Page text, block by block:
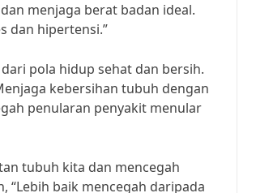
menjaga berat badan ideal.
dan hipertensi.”
pola hidup sehat dan bersih.
kebersihan tubuh dengan
penularan penyakit menular
tubuh kita dan mencegah
“Lebih baik mencegah daripada